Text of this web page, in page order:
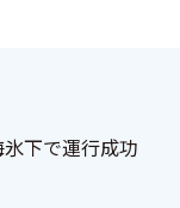
下で運行成功